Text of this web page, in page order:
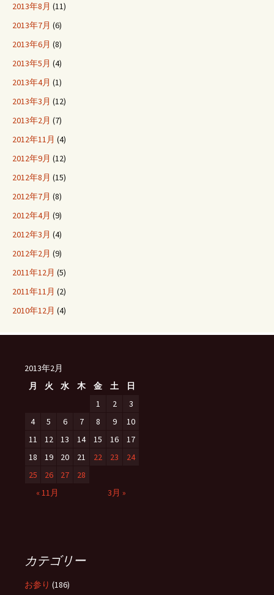
2013年8月 (11)
2013年7月 (6)
2013年6月 (8)
2013年5月 (4)
2013年4月 (1)
2013年3月 (12)
2013年2月 (7)
2012年11月 (4)
2012年9月 (12)
2012年8月 (15)
2012年7月 (8)
2012年4月 (9)
2012年3月 (4)
2012年2月 (9)
2011年12月 (5)
2011年11月 (2)
2010年12月 (4)
2013年2月
月
火 水 木 金 土
日
1
2
3
4
5 6 7 8 9
10
11
12 13 14 15 16
17
18
19 20 21 22 23
24
25
26 27
28
« 11月
3月 »
カテゴリー
お参り (186)